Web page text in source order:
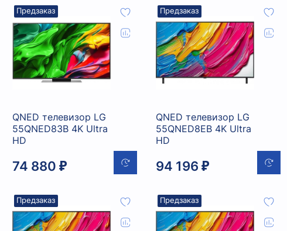
Предзаказ
QNED телевизор LG
55QNED83B 4K Ultra
HD
74 880 ₽
Предзаказ
QNED телевизор LG
55QNED8EB 4K Ultra
HD
94 196 ₽
Предзаказ Предзаказ